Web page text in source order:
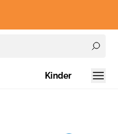
Kinder